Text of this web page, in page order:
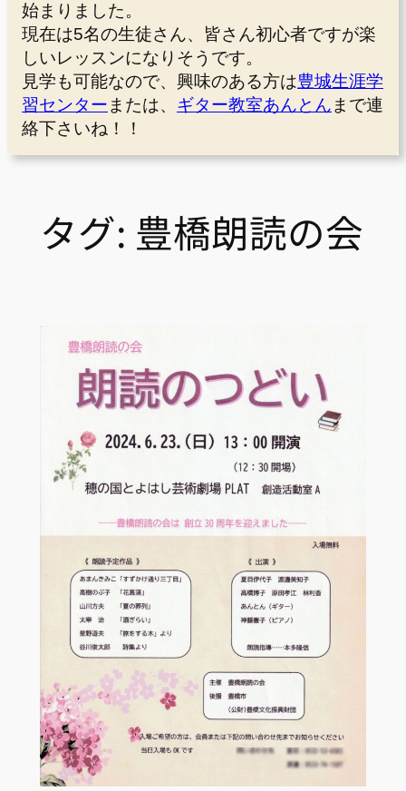
始まりました。
現在は5名の生徒さん、皆さん初心者ですが楽
しいレッスンになりそうです。
見学も可能なので、興味のある方は豊城生涯学
習センター または、 ギター教室あんとん まで連
絡下さいね！！
タグ: 豊橋朗読の会